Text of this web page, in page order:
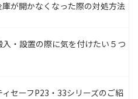
が開かなくなった際の対処方法
・設置の際に気を付けたい５つ
セーフP23・33シリーズのご紹